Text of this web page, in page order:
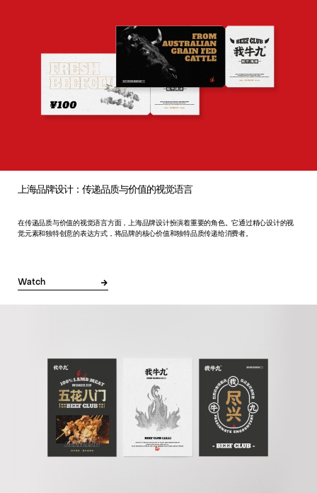
上海品牌设计：传递品质与价值的视觉语言
在传递品质与价值的视觉语言方面，上海品牌设计扮演着重要的角色。它通过精心设计的视
觉元素和独特创意的表达方式，将品牌的核心价值和独特品质传递给消费者。
Watch